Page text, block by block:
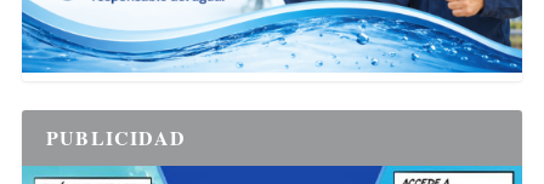
PUBLICIDAD